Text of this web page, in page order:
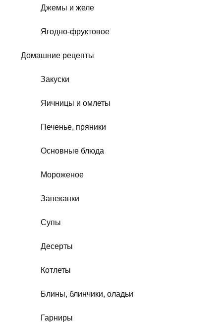
Джемы и желе
Ягодно-фруктовое
Домашние рецепты
Закуски
Яичницы и омлеты
Печенье, пряники
Основные блюда
Мороженое
Запеканки
Супы
Десерты
Котлеты
Блины, блинчики, оладьи
Гарниры